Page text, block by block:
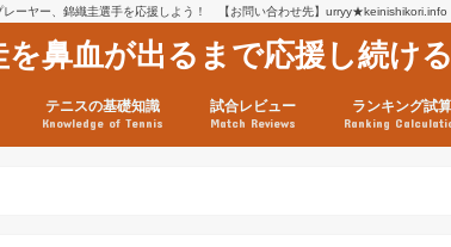
レーヤー、錦織圭選手を応援しよう！ 【お問い合わせ先】urryy★keinishikori.info
を鼻血が出るまで応援し続け
テニスの基礎知識
Knowledge of Tennis
試合レビュー
Match Reviews
ランキング試算
Ranking